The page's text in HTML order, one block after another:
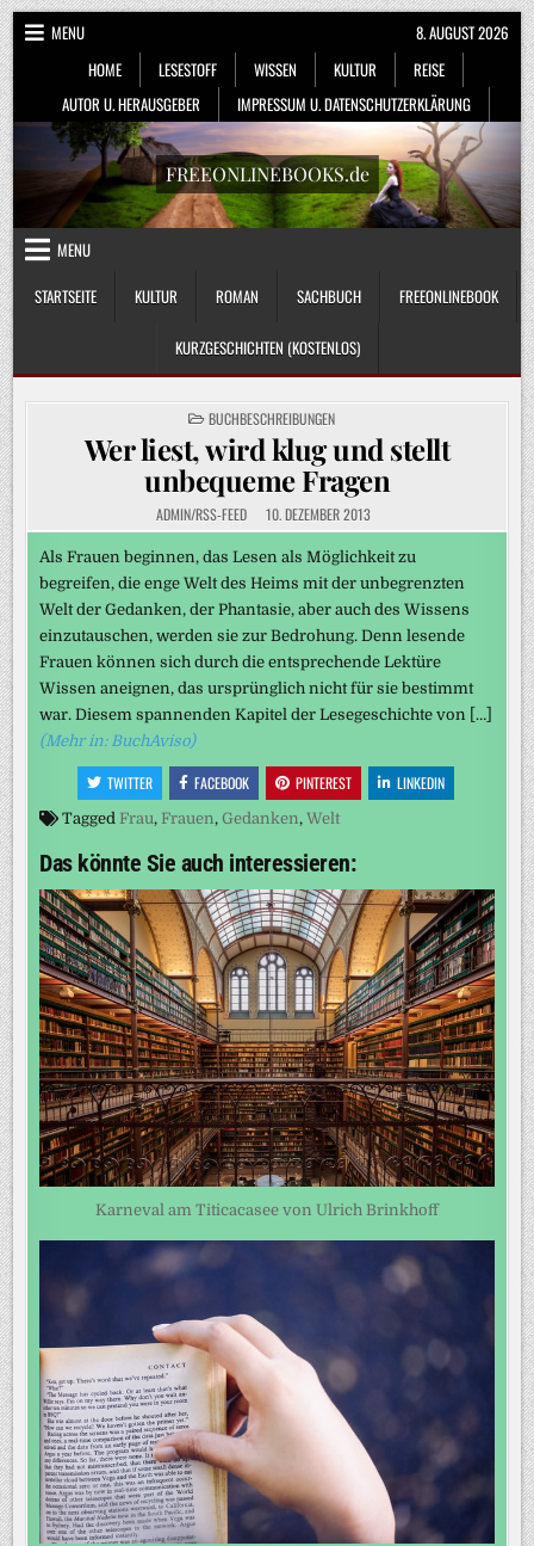
Skip
to
content
MENU
HOME
LESESTOFF WISSEN KULTUR
REISE
AUTOR U. HERAUSGEBER
IMPRESSUM U. DATENSCHUTZERKLÄRUNG
8. AUGUST 2026
FREEONLINEBOOKS.de
MENU
STARTSEITE
KULTUR ROMAN SACHBUCH FREEONLINEBOOK
KURZGESCHICHTEN (KOSTENLOS)
POSTED
IN
BUCHBESCHREIBUNGEN
Wer liest, wird klug und stellt
unbequeme Fragen
ADMIN/RSS-FEED 10. DEZEMBER 2013
Als Frauen beginnen, das Lesen als Möglichkeit zu
begreifen, die enge Welt des Heims mit der unbegrenzten
Welt der Gedanken, der Phantasie, aber auch des Wissens
einzutauschen, werden sie zur Bedrohung. Denn lesende
Frauen können sich durch die entsprechende Lektüre
Wissen aneignen, das ursprünglich nicht für sie bestimmt
war. Diesem spannenden Kapitel der Lesegeschichte von […]
(Mehr in: BuchAviso)
TWITTER FACEBOOK PINTEREST LINKEDIN
Tagged Frau, Frauen,Gedanken,Welt
Das könnte Sie auch interessieren:
Karneval am Titicacasee von Ulrich Brinkhoff